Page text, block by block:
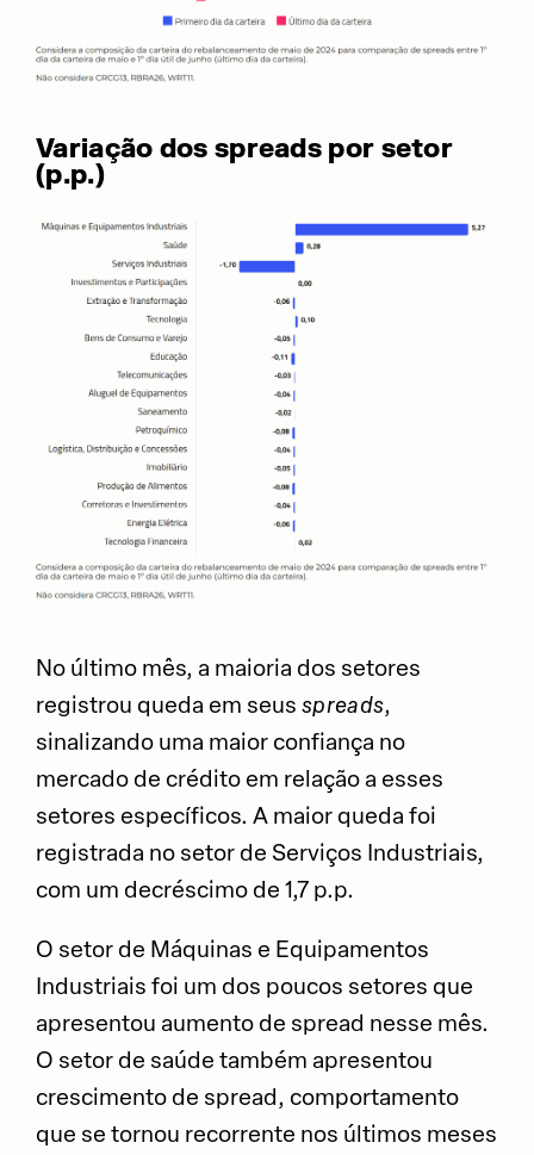
Variação dos spreads por setor
(p.p.)
No último mês, a maioria dos setores
registrou queda em seus spreads,
sinalizando uma maior confiança no
mercado de crédito em relação a esses
setores específicos. A maior queda foi
registrada no setor de Serviços Industriais,
com um decréscimo de 1,7 p.p.
O setor de Máquinas e Equipamentos
Industriais foi um dos poucos setores que
apresentou aumento de spread nesse mês.
O setor de saúde também apresentou
crescimento de spread, comportamento
que se tornou recorrente nos últimos meses